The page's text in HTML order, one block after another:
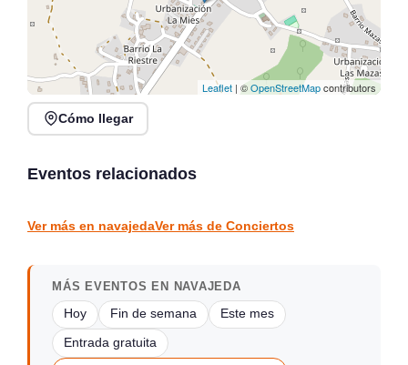
Leaflet | ©OpenStreetMapcontributors
Cómo llegar
Eventos relacionados
Sarón
Ver más en navajedaVer más de Conciertos
MÁS EVENTOS EN NAVAJEDA
Hoy Fin de semana Este mes
Entrada gratuita